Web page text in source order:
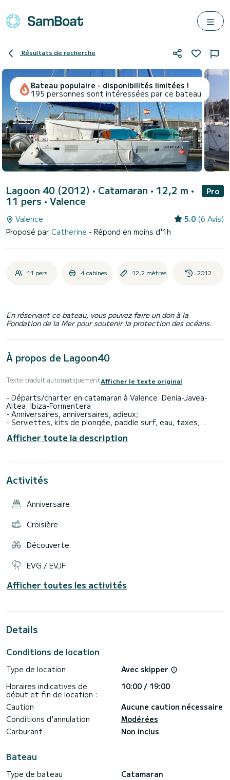
Résultats de recherche
Bateau populaire - disponibilités limitées !
195 personnes sont intéressées par ce bateau
Lagoon 40 (2012) • Catamaran • 12,2 m •
11 pers • Valence
Pro
Valence 5.0 (6 Avis)
Proposé par Catherine - Répond en moins d'1h
11 pers. 4 cabines 12,2 mètres 2012
En réservant ce bateau, vous pouvez faire un don à la
Fondation de la Mer pour soutenir la protection des océans.
À propos de Lagoon40
Texte traduit automatiquementAfficher le texte original
- Départs/charter en catamaran à Valence. Denia-Javea-
Altea. Ibiza-Formentera
- Anniversaires, anniversaires, adieux;
- Serviettes, kits de plongée, paddle surf, eau, taxes,
- 11 invités;
- 9 heures/5 heures/5 heures avec coucher de soleil;
Afficher toute la description
Activités
Anniversaire
Croisière
Découverte
EVG / EVJF
Afficher toutes les activités
Details
Conditions de location
Type de location
Avec skipper
Horaires indicatives de
début et fin de location :
10:00 / 19:00
Caution
Aucune caution nécessaire
Conditions d'annulation
Modérées
Carburant
Non inclus
Bateau
Type de bateau
Catamaran